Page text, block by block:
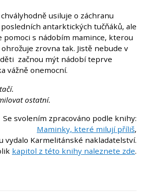
usiluje o záchranu
antarktických tučňáků, ale
pomoci s nádobím mamince, kterou
zrovna tak. Jistě nebude v
začnou mýt nádobí teprve
vážně onemocní.
ostatní.
Se svolením zpracováno podle knihy:
Maminky, které milují příliš,
vydalo Karmelitánské nakladatelství.
kapitol z této knihy naleznete zde.